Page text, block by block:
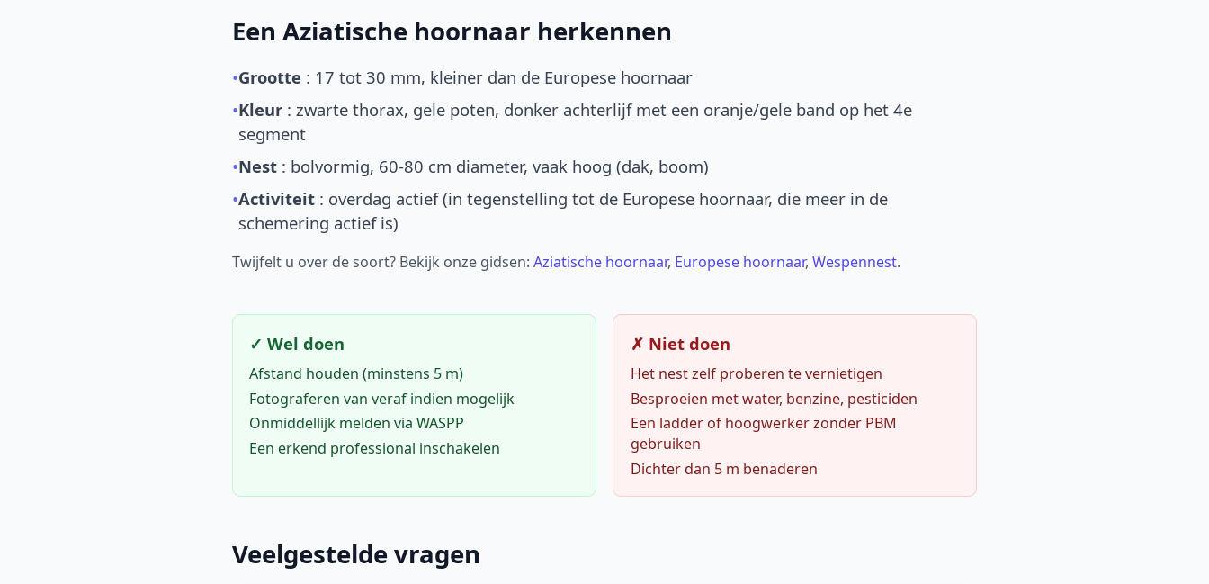
Een Aziatische hoornaar herkennen
•Grootte : 17 tot 30 mm, kleiner dan de Europese hoornaar
•Kleur : zwarte thorax, gele poten, donker achterlijf met een oranje/gele band op het 4e
segment
•Nest : bolvormig, 60-80 cm diameter, vaak hoog (dak, boom)
•Activiteit : overdag actief (in tegenstelling tot de Europese hoornaar, die meer in de
schemering actief is)
Twijfelt u over de soort? Bekijk onze gidsen: Aziatische hoornaar, Europese hoornaar, Wespennest.
✓ Wel doen
Afstand houden (minstens 5 m)
Fotograferen van veraf indien mogelijk
Onmiddellijk melden via WASPP
Een erkend professional inschakelen
✗ Niet doen
Het nest zelf proberen te vernietigen
Besproeien met water, benzine, pesticiden
Een ladder of hoogwerker zonder PBM
gebruiken
Dichter dan 5 m benaderen
Veelgestelde vragen